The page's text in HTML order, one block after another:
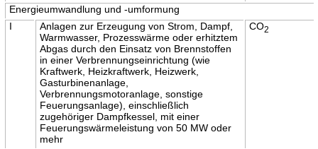
Energieumwandlung und -umformung
I
Anlagen zur Erzeugung von Strom, Dampf,
Warmwasser, Prozesswärme oder erhitztem
Abgas durch den Einsatz von Brennstoffen
in einer Verbrennungseinrichtung (wie
Kraftwerk, Heizkraftwerk, Heizwerk,
Gasturbinenanlage,
Verbrennungsmotoranlage, sonstige
Feuerungsanlage), einschließlich
zugehöriger Dampfkessel, mit einer
Feuerungswärmeleistung von 50 MW oder
mehr
CO2